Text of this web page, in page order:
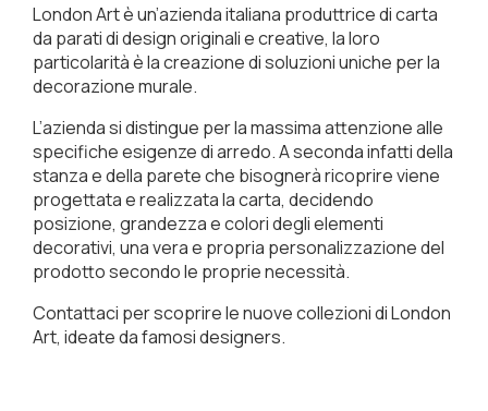
London Art è un’azienda italiana produttrice di carta
da parati di design originali e creative, la loro
particolarità è la creazione di soluzioni uniche per la
decorazione murale.
L’azienda si distingue per la massima attenzione alle
specifiche esigenze di arredo. A seconda infatti della
stanza e della parete che bisognerà ricoprire viene
progettata e realizzata la carta, decidendo
posizione, grandezza e colori degli elementi
decorativi, una vera e propria personalizzazione del
prodotto secondo le proprie necessità.
Contattaci per scoprire le nuove collezioni di London
Art, ideate da famosi designers.